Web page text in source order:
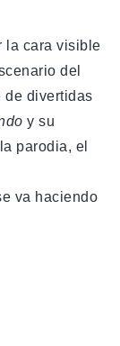
la cara visible
del
de divertidas
y su
parodia, el
va haciendo